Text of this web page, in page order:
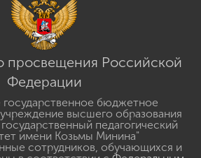
просвещения Российской
Федерации
бюджетное
высшего образования
педагогический
имени Козьмы Минина"
сотрудников, обучающихся и